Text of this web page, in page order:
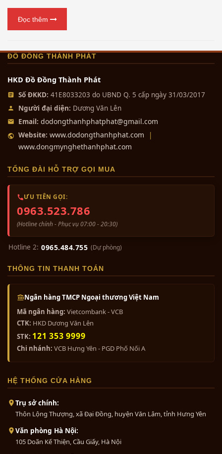
Đọc thêm
ĐỒ ĐỒNG THÀNH PHÁT
HKD Đồ Đồng Thành Phát
Số ĐKKD: 41E8033203 do UBND Q. 5 cấp ngày 31/03/2017
Người đại diện: Dương Văn Lên
Email: dodongthanhphatphat@gmail.com
Website: www.dodongthanhphat.com |
www.dongmynghethanhphat.com
TỔNG ĐÀI HỖ TRỢ GỌI MUA
ƯU TIÊN GỌI:
0963.523.786
(Hotline chính - Phục vụ 07:00 - 20:30)
Hotline 2: 0965.484.755 (Dự phòng)
THÔNG TIN THANH TOÁN
Ngân hàng TMCP Ngoại thương Việt Nam
Mã ngân hàng: Vietcombank - VCB
CTK: HKD Dương Văn Lên
STK: 121 353 9999
Chi nhánh: VCB Hưng Yên - PGD Phố Nối A
HỆ THỐNG CỬA HÀNG
Trụ sở chính:
Thôn Lộng Thượng, xã Đại Đồng, huyện Văn Lâm, tỉnh Hưng Yên
Văn phòng Hà Nội:
105 Doãn Kế Thiện, Cầu Giấy, Hà Nội